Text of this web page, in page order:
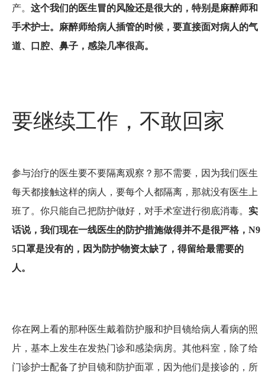
产。 这个我们的医生冒的风险还是很大的，特别是麻醉师和
手术护士。麻醉师给病人插管的时候，要直接面对病人的气
道、口腔、鼻子，感染几率很高。
要继续工作，不敢回家
参与治疗的医生要不要隔离观察？那不需要，因为我们医生
每天都接触这样的病人，要每个人都隔离，那就没有医生上
班了。你只能自己把防护做好，对手术室进行彻底消毒。 实
话说，我们现在一线医生的防护措施做得并不是很严格，N9
5口罩是没有的，因为防护物资太缺了，得留给最需要的
人。
你在网上看的那种医生戴着防护服和护目镜给病人看病的照
片，基本上发生在发热门诊和感染病房。其他科室，除了给
门诊护士配备了护目镜和防护面罩，因为他们是接诊的，所